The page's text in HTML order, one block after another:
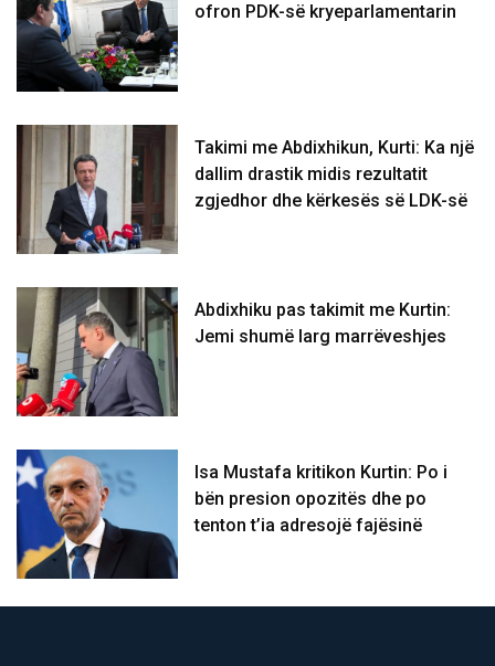
ofron PDK-së kryeparlamentarin
Takimi me Abdixhikun, Kurti: Ka një
dallim drastik midis rezultatit
zgjedhor dhe kërkesës së LDK-së
Abdixhiku pas takimit me Kurtin:
Jemi shumë larg marrëveshjes
Isa Mustafa kritikon Kurtin: Po i
bën presion opozitës dhe po
tenton t’ia adresojë fajësinë